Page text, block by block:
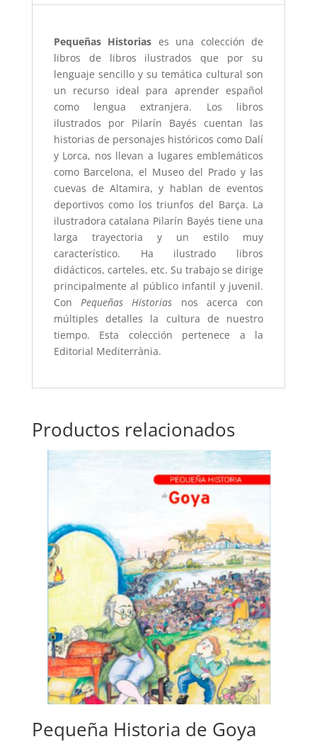
Pequeñas Historias es una colección de
libros de libros ilustrados que por su
lenguaje sencillo y su temática cultural son
un recurso ideal para aprender español
como lengua extranjera. Los libros
ilustrados por Pilarín Bayés cuentan las
historias de personajes históricos como Dalí
y Lorca, nos llevan a lugares emblemáticos
como Barcelona, el Museo del Prado y las
cuevas de Altamira, y hablan de eventos
deportivos como los triunfos del Barça. La
ilustradora catalana Pilarín Bayés tiene una
larga trayectoria y un estilo muy
característico. Ha ilustrado libros
didácticos, carteles, etc. Su trabajo se dirige
principalmente al público infantil y juvenil.
ConPequeñas Historias nos acerca con
múltiples detalles la cultura de nuestro
tiempo. Esta colección pertenece a la
Editorial Mediterrània.
Productos relacionados
Pequeña Historia de Goya